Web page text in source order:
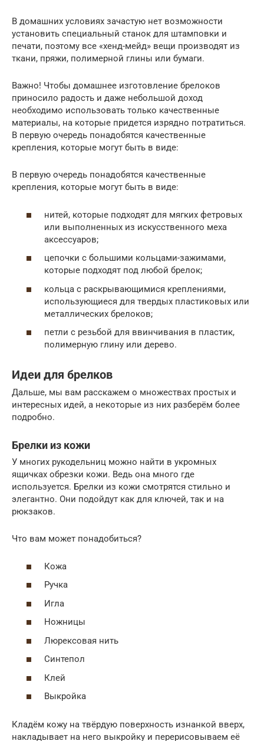
В домашних условиях зачастую нет возможности
установить специальный станок для штамповки и
печати, поэтому все «хенд-мейд» вещи производят из
ткани, пряжи, полимерной глины или бумаги.
Важно! Чтобы домашнее изготовление брелоков
приносило радость и даже небольшой доход
необходимо использовать только качественные
материалы, на которые придется изрядно потратиться.
В первую очередь понадобятся качественные
крепления, которые могут быть в виде:
В первую очередь понадобятся качественные
крепления, которые могут быть в виде:
нитей, которые подходят для мягких фетровых
или выполненных из искусственного меха
аксессуаров;
цепочки с большими кольцами-зажимами,
которые подходят под любой брелок;
кольца с раскрывающимися креплениями,
использующиеся для твердых пластиковых или
металлических брелоков;
петли с резьбой для ввинчивания в пластик,
полимерную глину или дерево.
Идеи для брелков
Дальше, мы вам расскажем о множествах простых и
интересных идей, а некоторые из них разберём более
подробно.
Брелки из кожи
У многих рукодельниц можно найти в укромных
ящичках обрезки кожи. Ведь она много где
используется. Брелки из кожи смотрятся стильно и
элегантно. Они подойдут как для ключей, так и на
рюкзаков.
Что вам может понадобиться?
Кожа
Ручка
Игла
Ножницы
Люрексовая нить
Синтепол
Клей
Выкройка
Кладём кожу на твёрдую поверхность изнанкой вверх,
накладывает на него выкройку и перерисовываем её